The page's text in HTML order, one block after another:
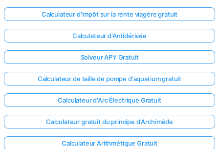
Calculateur d'impôt sur la rente viagère gratuit
Calculateur d'Antidérivée
Solveur APY Gratuit
Calculateur de taille de pompe d'aquarium gratuit
Calculateur d'Arc Électrique Gratuit
Calculateur gratuit du principe d'Archimède
Calculateur Arithmétique Gratuit